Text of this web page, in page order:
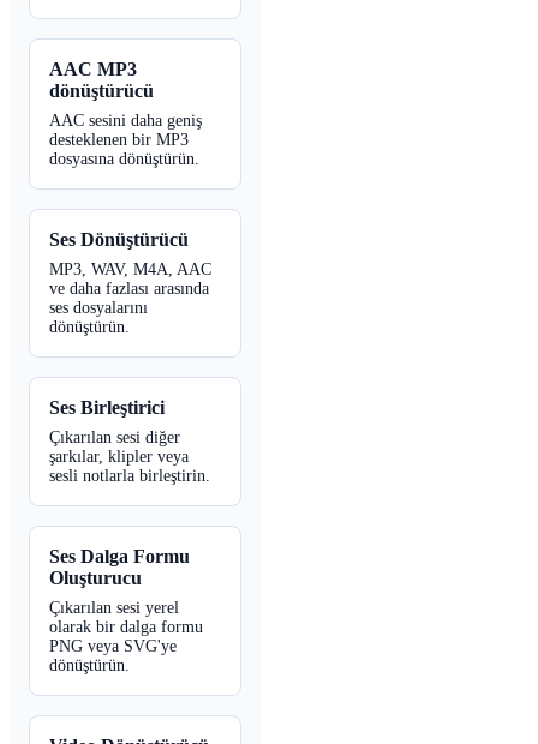
AAC MP3
dönüştürücü
AAC sesini daha geniş
desteklenen bir MP3
dosyasına dönüştürün.
Ses Dönüştürücü
MP3, WAV, M4A, AAC
ve daha fazlası arasında
ses dosyalarını
dönüştürün.
Ses Birleştirici
Çıkarılan sesi diğer
şarkılar, klipler veya
sesli notlarla birleştirin.
Ses Dalga Formu
Oluşturucu
Çıkarılan sesi yerel
olarak bir dalga formu
PNG veya SVG'ye
dönüştürün.